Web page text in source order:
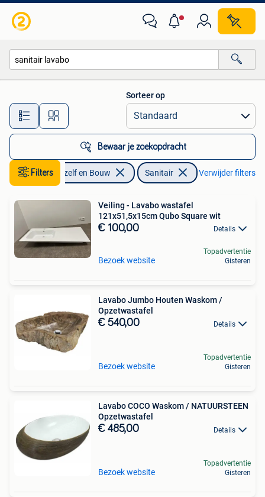
Alle afstanden…
Sorteer op
Bewaar je zoekopdracht
Filters
Doe-het-zelf en Bouw Sanitair Verwijder filters
Veiling - Lavabo wastafel
121x51,5x15cm Qubo Square wit
€ 100,00 Details
Bezoek website
Topadvertentie
Gisteren
Lavabo Jumbo Houten Waskom /
Opzetwastafel
€ 540,00 Details
Bezoek website
Topadvertentie
Gisteren
Lavabo COCO Waskom / NATUURSTEEN
Opzetwastafel
€ 485,00 Details
Bezoek website
Topadvertentie
Gisteren